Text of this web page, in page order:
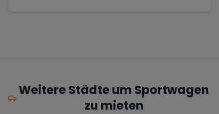
Weitere Städte um Sportwagen
zu mieten